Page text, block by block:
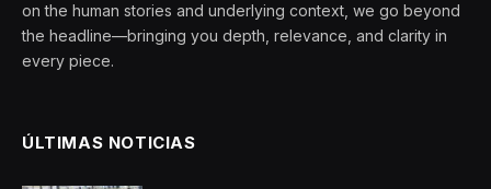
on the human stories and underlying context, we go beyond
the headline—bringing you depth, relevance, and clarity in
every piece.
ÚLTIMAS NOTICIAS